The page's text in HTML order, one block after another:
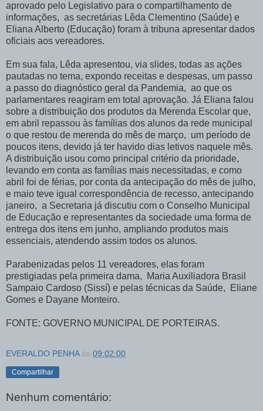
aprovado pelo Legislativo para o compartilhamento de
informações, as secretárias Lêda Clementino (Saúde) e
Eliana Alberto (Educação) foram à tribuna apresentar dados
oficiais aos vereadores.
Em sua fala, Lêda apresentou, via slides, todas as ações
pautadas no tema, expondo receitas e despesas, um passo
a passo do diagnóstico geral da Pandemia, ao que os
parlamentares reagiram em total aprovação. Já Eliana falou
sobre a distribuição dos produtos da Merenda Escolar que,
em abril repassou às famílias dos alunos da rede municipal
o que restou de merenda do mês de março, um período de
poucos itens, devido já ter havido dias letivos naquele mês.
A distribuição usou como principal critério da prioridade,
levando em conta as famílias mais necessitadas, e como
abril foi de férias, por conta da antecipação do mês de julho,
e maio teve igual correspondência de recesso, antecipando
janeiro, a Secretaria já discutiu com o Conselho Municipal
de Educação e representantes da sociedade uma forma de
entrega dos itens em junho, ampliando produtos mais
essenciais, atendendo assim todos os alunos.
Parabenizadas pelos 11 vereadores, elas foram
prestigiadas pela primeira dama, Maria Auxiliadora Brasil
Sampaio Cardoso (Sissí) e pelas técnicas da Saúde, Eliane
Gomes e Dayane Monteiro.
FONTE: GOVERNO MUNICIPAL DE PORTEIRAS.
EVERALDO PENHA às 09:02:00
Compartilhar
Nenhum comentário: